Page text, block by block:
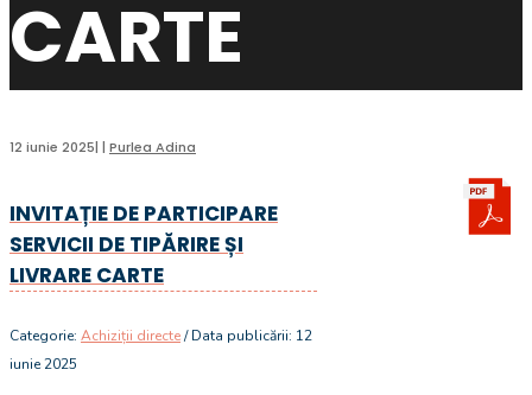
CARTE
12 iunie 2025| | Purlea Adina
INVITAȚIE DE PARTICIPARE
SERVICII DE TIPĂRIRE ȘI
LIVRARE CARTE
Categorie: Achiziții directe/ Data publicării: 12
iunie 2025